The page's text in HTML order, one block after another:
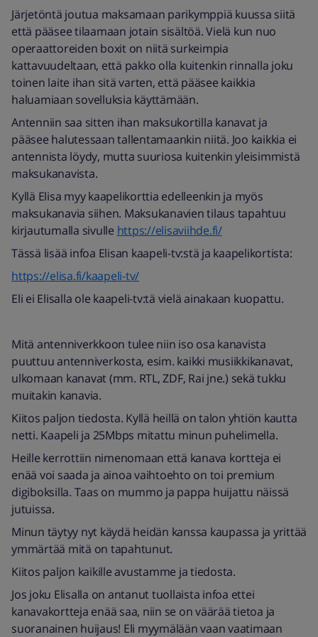
Järjetöntä joutua maksamaan parikymppiä kuussa siitä
että pääsee tilaamaan jotain sisältöä. Vielä kun nuo
operaattoreiden boxit on niitä surkeimpia
kattavuudeltaan, että pakko olla kuitenkin rinnalla joku
toinen laite ihan sitä varten, että pääsee kaikkia
haluamiaan sovelluksia käyttämään.
Antenniin saa sitten ihan maksukortilla kanavat ja
pääsee halutessaan tallentamaankin niitä. Joo kaikkia ei
antennista löydy, mutta suuriosa kuitenkin yleisimmistä
maksukanavista.
Kyllä Elisa myy kaapelikorttia edelleenkin ja myös
maksukanavia siihen. Maksukanavien tilaus tapahtuu
kirjautumalla sivulle https://elisaviihde.fi/
Tässä lisää infoa Elisan kaapeli-tv:stä ja kaapelikortista:
https://elisa.fi/kaapeli-tv/
Eli ei Elisalla ole kaapeli-tv:tä vielä ainakaan kuopattu.
Mitä antenniverkkoon tulee niin iso osa kanavista
puuttuu antenniverkosta, esim. kaikki musiikkikanavat,
ulkomaan kanavat (mm. RTL, ZDF, Rai jne.) sekä tukku
muitakin kanavia.
Kiitos paljon tiedosta. Kyllä heillä on talon yhtiön kautta
netti. Kaapeli ja 25Mbps mitattu minun puhelimella.
Heille kerrottiin nimenomaan että kanava kortteja ei
enää voi saada ja ainoa vaihtoehto on toi premium
digiboksilla. Taas on mummo ja pappa huijattu näissä
jutuissa.
Minun täytyy nyt käydä heidän kanssa kaupassa ja yrittää
ymmärtää mitä on tapahtunut.
Kiitos paljon kaikille avustamme ja tiedosta.
Jos joku Elisalla on antanut tuollaista infoa ettei
kanavakortteja enää saa, niin se on väärää tietoa ja
suoranainen huijaus! Eli myymälään vaan vaatimaan